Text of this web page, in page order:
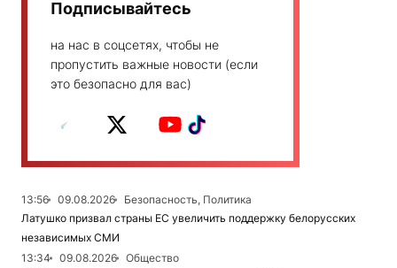
Подписывайтесь
на нас в соцсетях, чтобы не
пропустить важные новости (если
это безопасно для вас)
13:56 09.08.2026
Безопасность, Политика
Латушко призвал страны ЕС увеличить поддержку белорусских
независимых СМИ
13:34
09.08.2026
Общество